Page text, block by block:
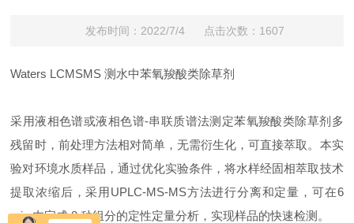
发布时间：2022/7/4 点击次数：1607
Waters LCMSMS 测水中苯氧羧酸类除草剂
采用液相色谱或液相色谱-串联质谱法测定苯氧羧酸类除草剂多
残留时，前处理方法相对简单，无需衍生化，可直接萃取。本实
验对环境水质样品，通过优化实验条件，将水样经固相萃取技术
提取浓缩后，采用UPLC-MS-MS方法进行分离和定量，可在6
min 内完成 8 种组分的定性定量分析，实现样品的快速检测。